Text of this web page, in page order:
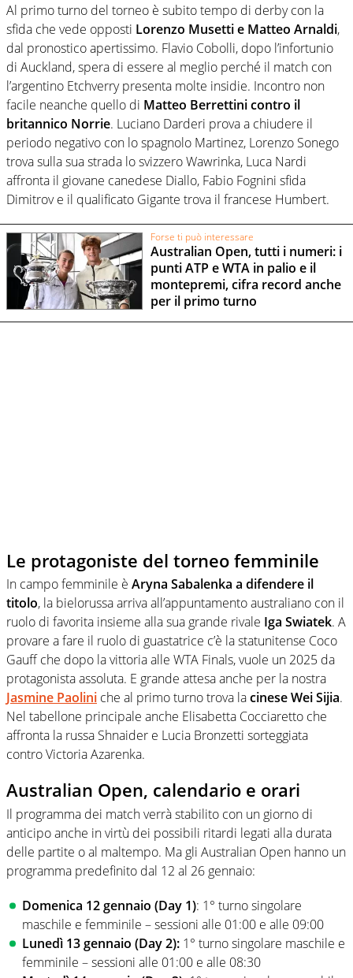
Al primo turno del torneo è subito tempo di derby con la
sfida che vede opposti Lorenzo Musetti e Matteo Arnaldi,
dal pronostico apertissimo. Flavio Cobolli, dopo l’infortunio
di Auckland, spera di essere al meglio perché il match con
l’argentino Etchverry presenta molte insidie. Incontro non
facile neanche quello di Matteo Berrettini contro il
britannico Norrie. Luciano Darderi prova a chiudere il
periodo negativo con lo spagnolo Martinez, Lorenzo Sonego
trova sulla sua strada lo svizzero Wawrinka, Luca Nardi
affronta il giovane canedese Diallo, Fabio Fognini sfida
Dimitrov e il qualificato Gigante trova il francese Humbert.
Forse ti può interessare
Australian Open, tutti i numeri: i
punti ATP e WTA in palio e il
montepremi, cifra record anche
per il primo turno
Le protagoniste del torneo femminile
In campo femminile è Aryna Sabalenka a difendere il
titolo, la bielorussa arriva all’appuntamento australiano con il
ruolo di favorita insieme alla sua grande rivale Iga Swiatek. A
provare a fare il ruolo di guastatrice c’è la statunitense Coco
Gauff che dopo la vittoria alle WTA Finals, vuole un 2025 da
protagonista assoluta. E grande attesa anche per la nostra
Jasmine Paolini che al primo turno trova lacinese Wei Sijia.
Nel tabellone principale anche Elisabetta Cocciaretto che
affronta la russa Shnaider e Lucia Bronzetti sorteggiata
contro Victoria Azarenka.
Australian Open, calendario e orari
Il programma dei match verrà stabilito con un giorno di
anticipo anche in virtù dei possibili ritardi legati alla durata
delle partite o al maltempo. Ma gli Australian Open hanno un
programma predefinito dal 12 al 26 gennaio:
Domenica 12 gennaio (Day 1): 1° turno singolare
maschile e femminile – sessioni alle 01:00 e alle 09:00
Lunedì 13 gennaio (Day 2): 1° turno singolare maschile e
femminile – sessioni alle 01:00 e alle 08:30